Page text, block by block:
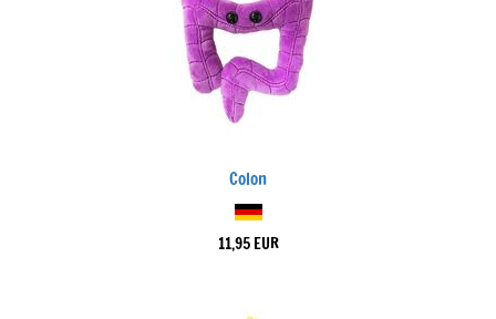
Colon
11,95 EUR